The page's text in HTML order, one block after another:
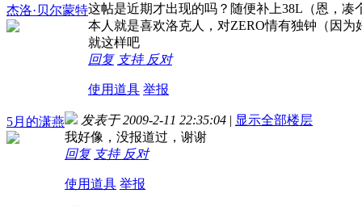
杰洛·贝尔蒙特这帖是近期才出现的吗？随便补上38L（恩，凑
本人就是喜欢洛克人，对ZERO情有独钟（因为
就这样吧
回复 支持 反对
使用道具 举报
5月的潇燕 发表于 2009-2-11 22:35:04 | 显示全部楼层
我好像，没报道过，谢谢
回复 支持 反对
使用道具 举报